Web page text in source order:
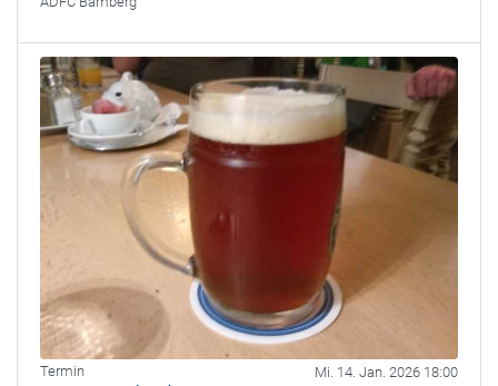
Termin Mi. 14. Jan. 2026 18:00